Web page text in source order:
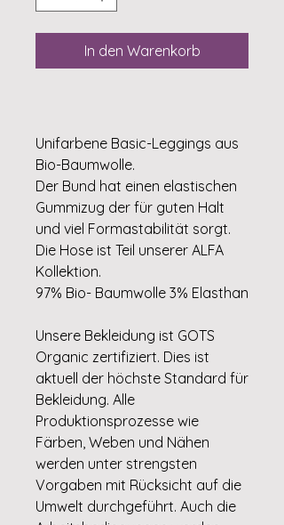
In den Warenkorb
Unifarbene Basic-Leggings aus
Bio-Baumwolle.
Der Bund hat einen elastischen
Gummizug der für guten Halt
und viel Formastabilität sorgt.
Die Hose ist Teil unserer ALFA
Kollektion.
97% Bio- Baumwolle 3% Elasthan
Unsere Bekleidung ist GOTS
Organic zertifiziert. Dies ist
aktuell der höchste Standard für
Bekleidung. Alle
Produktionsprozesse wie
Färben, Weben und Nähen
werden unter strengsten
Vorgaben mit Rücksicht auf die
Umwelt durchgeführt. Auch die